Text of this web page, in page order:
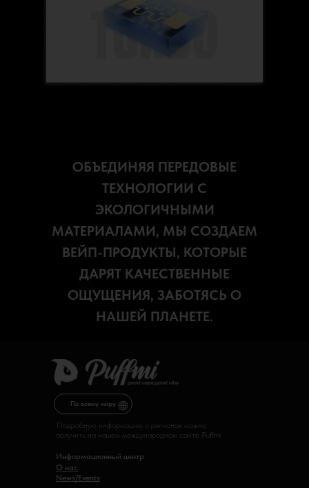
ОБЪЕДИНЯЯ ПЕРЕДОВЫЕ
ТЕХНОЛОГИИ С
ЭКОЛОГИЧНЫМИ
МАТЕРИАЛАМИ, МЫ СОЗДАЕМ
ВЕЙП-ПРОДУКТЫ, КОТОРЫЕ
ДАРЯТ КАЧЕСТВЕННЫЕ
ОЩУЩЕНИЯ, ЗАБОТЯСЬ О
НАШЕЙ ПЛАНЕТЕ.
Информационный центр
О нас
News/Events
Подробную информацию о регионах можно
получить на нашем международном сайте Puffmi.
По всему миру